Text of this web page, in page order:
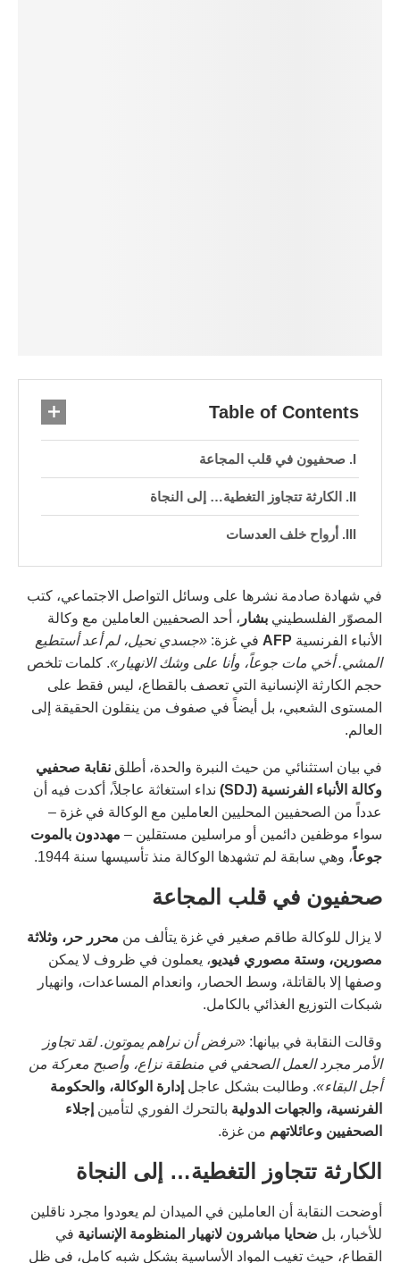
Table of Contents
صحفيون في قلب المجاعة
الكارثة تتجاوز التغطية… إلى النجاة
أرواح خلف العدسات
في شهادة صادمة نشرها على وسائل التواصل الاجتماعي، كتب
المصوّر الفلسطيني بشار ، أحد الصحفيين العاملين مع وكالة
الأنباء الفرنسية AFP في غزة: «جسدي نحيل، لم أعد أستطيع
المشي. أخي مات جوعاً، وأنا على وشك الانهيار». كلمات تلخص
حجم الكارثة الإنسانية التي تعصف بالقطاع، ليس فقط على
المستوى الشعبي، بل أيضاً في صفوف من ينقلون الحقيقة إلى
العالم.
في بيان استثنائي من حيث النبرة والحدة، أطلق نقابة صحفيي
وكالة الأنباء الفرنسية (SDJ)
نداء استغاثة عاجلاً، أكدت فيه أن
عدداً من الصحفيين المحليين العاملين مع الوكالة في غزة –
سواء موظفين دائمين أو مراسلين مستقلين – مهددون بالموت
جوعاً، وهي سابقة لم تشهدها الوكالة منذ تأسيسها سنة 1944.
صحفيون في قلب المجاعة
لا يزال للوكالة طاقم صغير في غزة يتألف من محرر حر، وثلاثة
مصورين، وستة مصوري فيديو، يعملون في ظروف لا يمكن
وصفها إلا بالقاتلة، وسط الحصار، وانعدام المساعدات، وانهيار
شبكات التوزيع الغذائي بالكامل.
وقالت النقابة في بيانها: «نرفض أن نراهم يموتون. لقد تجاوز
الأمر مجرد العمل الصحفي في منطقة نزاع، وأصبح معركة من
أجل البقاء». وطالبت بشكل عاجل إدارة الوكالة، والحكومة
الفرنسية، والجهات الدولية بالتحرك الفوري لتأمين إجلاء
الصحفيين وعائلاتهم من غزة.
الكارثة تتجاوز التغطية… إلى النجاة
أوضحت النقابة أن العاملين في الميدان لم يعودوا مجرد ناقلين
للأخبار، بل ضحايا مباشرون لانهيار المنظومة الإنسانية في
القطاع، حيث تغيب المواد الأساسية بشكل شبه كامل، في ظل